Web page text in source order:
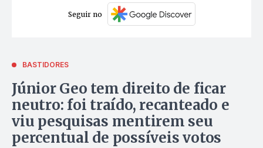
Seguir no
BASTIDORES
Júnior Geo tem direito de ficar
neutro: foi traído, recanteado e
viu pesquisas mentirem seu
percentual de possíveis votos